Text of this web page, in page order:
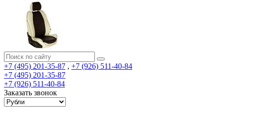
+7 (495) 201-35-87 , +7 (926) 511-40-84
+7 (495) 201-35-87
+7 (926) 511-40-84
Заказать звонок